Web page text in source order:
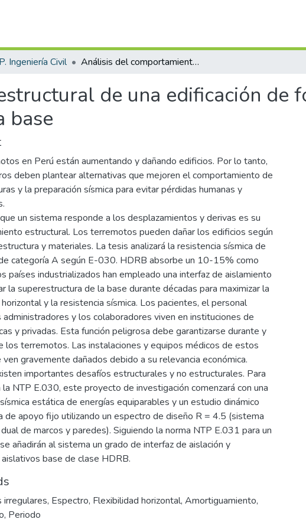
Ingeniería Civil Análisis del comportamiento estructural de una edificación de forma irregular con aislamiento en la base
de una edificación de
base
en Perú están aumentando y dañando edificios. Por lo tanto,
deben plantear alternativas que mejoren el comportamiento de
y la preparación sísmica para evitar pérdidas humanas y
un sistema responde a los desplazamientos y derivas es su
estructural. Los terremotos pueden dañar los edificios según
y materiales. La tesis analizará la resistencia sísmica de
categoría A según E-030. HDRB absorbe un 10-15% como
países industrializados han empleado una interfaz de aislamiento
la superestructura de la base durante décadas para maximizar la
y la resistencia sísmica. Los pacientes, el personal
administradores y los colaboradores viven en instituciones de
y privadas. Esta función peligrosa debe garantizarse durante y
los terremotos. Las instalaciones y equipos médicos de estos
gravemente dañados debido a su relevancia económica.
importantes desafíos estructurales y no estructurales. Para
la NTP E.030, este proyecto de investigación comenzará con una
estática de energías equiparables y un estudio dinámico
de apoyo fijo utilizando un espectro de diseño R = 4.5 (sistema
de marcos y paredes). Siguiendo la norma NTP E.031 para un
añadirán al sistema un grado de interfaz de aislación y
base de clase HDRB.
irregulares, Espectro, Flexibilidad horizontal, Amortiguamiento,
, Periodo